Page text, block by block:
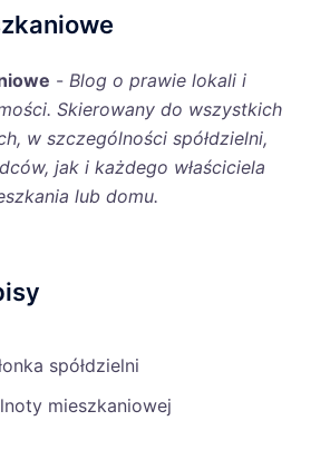
- Blog o prawie lokali i
Skierowany do wszystkich
w szczególności spółdzielni,
jak i każdego właściciela
lub domu.
spółdzielni
mieszkaniowej